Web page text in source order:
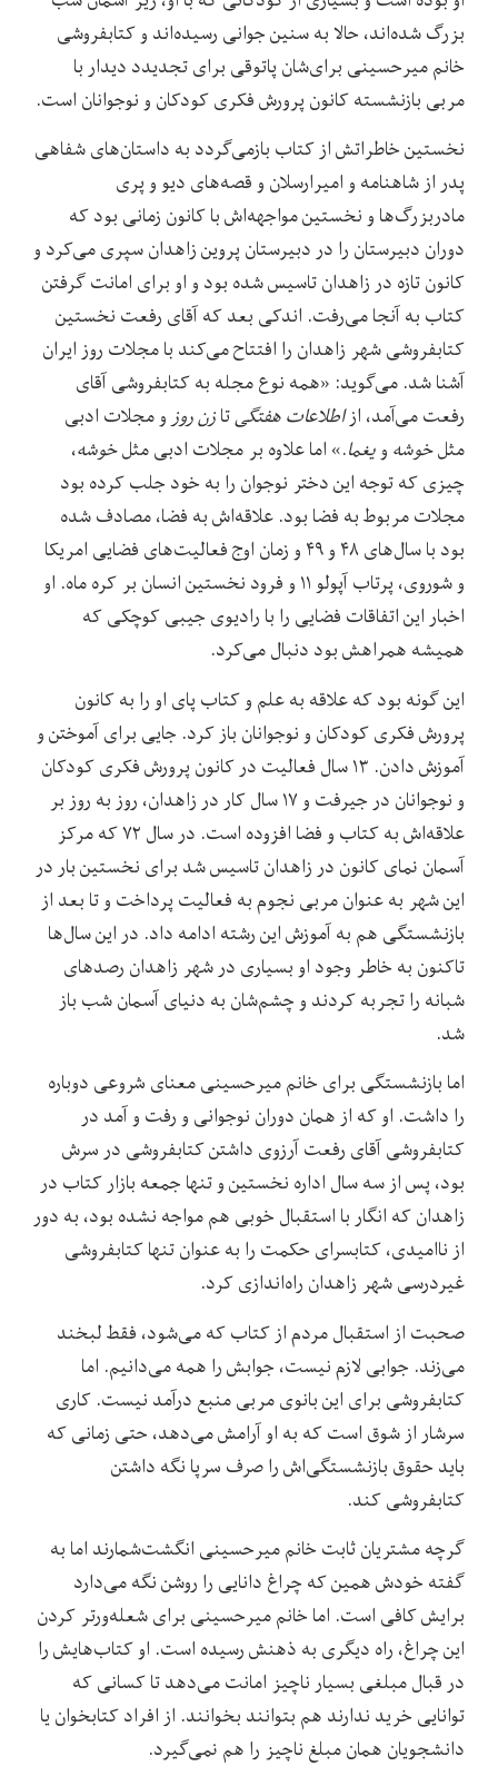
بزرگ شده‌اند، حالا به سنین جوانی رسیده‌اند و کتابفروشی
خانم میرحسینی برای‌شان پاتوقی برای تجدیدد دیدار با
مربی بازنشسته کانون پرورش فکری کودکان و نوجوانان است.
نخستین خاطراتش از کتاب‌ بازمی‌گردد به داستان‌های شفاهی
پدر از شاهنامه و امیرارسلان و قصه‌های دیو و پری
مادربزرگ‌ها و نخستین مواجهه‌اش با کانون زمانی بود که
دوران دبیرستان را در دبیرستان پروین زاهدان سپری می‌کرد و
کانون تازه در زاهدان تاسیس شده بود و او برای امانت گرفتن
کتاب به آنجا می‌رفت. اندکی بعد که آقای رفعت نخستین
کتابفروشی شهر زاهدان را افتتاح می‌کند با مجلات روز ایران
آشنا شد. می‌گوید: «همه نوع مجله به کتابفروشی آقای
رفعت می‌آمد، ازاطلاعات هفتگیتازن روز و مجلات ادبی
مثلخوشه و یغما.» اما علاوه بر مجلات ادبی مثلخوشه،
چیزی که توجه این دختر نوجوان را به خود جلب کرده بود
مجلات مربوط به فضا بود. علاقه‌اش به فضا، مصادف شده
بود با سال‌های ۴۸ و ۴۹ و زمان اوج فعالیت‌های فضایی امریکا
و شوروی، پرتاب آپولو ۱۱ و فرود نخستین انسان بر کره ماه. او
اخبار این اتفاقات فضایی را با رادیوی جیبی کوچکی که
همیشه همراهش بود دنبال می‌کرد.
این گونه بود که علاقه به علم و کتاب پای او را به کانون
پرورش فکری کودکان و نوجوانان باز کرد. جایی برای آموختن و
آموزش دادن. ۱۳ سال فعالیت در کانون پرورش فکری کودکان
و نوجوانان در جیرفت و ۱۷ سال کار در زاهدان، روز به روز بر
علاقه‌اش به کتاب و فضا افزوده است. در سال ۷۲ که مرکز
آسمان نمای کانون در زاهدان تاسیس شد برای نخستین بار در
این شهر به عنوان مربی نجوم به فعالیت پرداخت و تا بعد از
بازنشستگی هم به آموزش این رشته ادامه داد. در این سال‌ها
تاکنون به خاطر وجود او بسیاری در شهر زاهدان رصدهای
شبانه را تجربه کردند و چشم‌شان به دنیای آسمان شب باز
شد.
اما بازنشستگی برای خانم میرحسینی معنای شروعی دوباره
را داشت. او که از همان دوران نوجوانی و رفت و آمد در
کتابفروشی آقای رفعت آرزوی داشتن کتابفروشی در سرش
بود، پس از سه سال اداره نخستین و تنها جمعه بازار کتاب در
زاهدان که انگار با استقبال خوبی هم مواجه نشده بود، به دور
از ناامیدی، کتابسرای حکمت را به عنوان تنها کتابفروشی
غیردرسی شهر زاهدان راه‌اندازی کرد.
صحبت از استقبال مردم از کتاب که می‌شود، فقط لبخند
می‌زند. جوابی لازم نیست، جوابش را همه می‌دانیم. اما
کتابفروشی برای این بانوی مربی منبع درآمد نیست. کاری
سرشار از شوق است که به او آرامش می‌دهد، حتی زمانی که
باید حقوق بازنشستگی‌اش را صرف سرپا نگه داشتن
کتابفروشی کند.
گرچه مشتریان ثابت خانم میرحسینی انگشت‌شمارند اما به
گفته خودش همین که چراغ دانایی را روشن نگه می‌دارد
برایش کافی است. اما خانم میرحسینی برای شعله‌ورتر کردن
این چراغ، راه دیگری به ذهنش رسیده است. او کتاب‌هایش را
در قبال مبلغی بسیار ناچیز امانت می‌دهد تا کسانی که
توانایی خرید ندارند هم بتوانند بخوانند. از افراد کتابخوان یا
دانشجویان همان مبلغ ناچیز را هم نمی‌گیرد.